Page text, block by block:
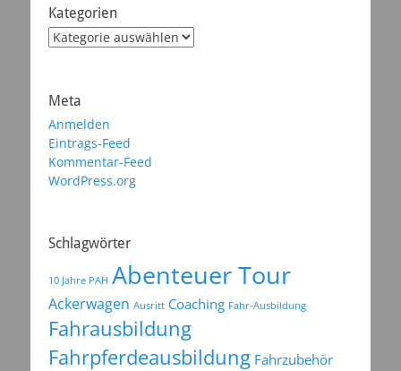
Kategorien
Kategorien
Meta
Anmelden
Eintrags-Feed
Kommentar-Feed
WordPress.org
Schlagwörter
10 Jahre PAH Abenteuer Tour
Ackerwagen Ausritt Coaching Fahr-Ausbildung
Fahrausbildung
Fahrpferdeausbildung Fahrzubehör